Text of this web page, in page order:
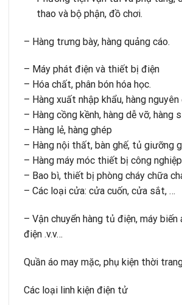
thao và bộ phận, đồ chơi.
– Hàng trưng bày, hàng quảng cáo.
– Máy phát điện và thiết bị điện
– Hóa chất, phân bón hóa học.
– Hàng xuất nhập khẩu, hàng
– Hàng cồng kềnh, hàng dễ vỡ, hàng
– Hàng lẻ, hàng ghép
– Hàng nội thất, bàn ghế, tủ giưỡng
– Hàng máy móc thiết bị công
– Bao bì, thiết bị phòng cháy chữa
– Các loại cửa: cửa cuốn, cửa sắt, …
– Vận chuyển hàng tủ điện, máy biến
điện .v.v…
Quần áo may mặc, phụ kiện thời
Các loại linh kiện điện tử